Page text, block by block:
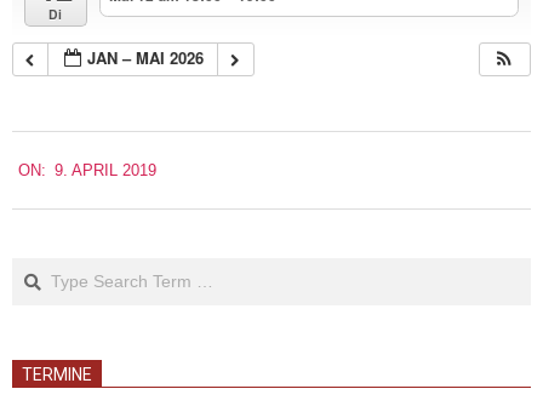
Di
JAN – MAI 2026
04-
09
ON: 9. APRIL 2019
TERMINE